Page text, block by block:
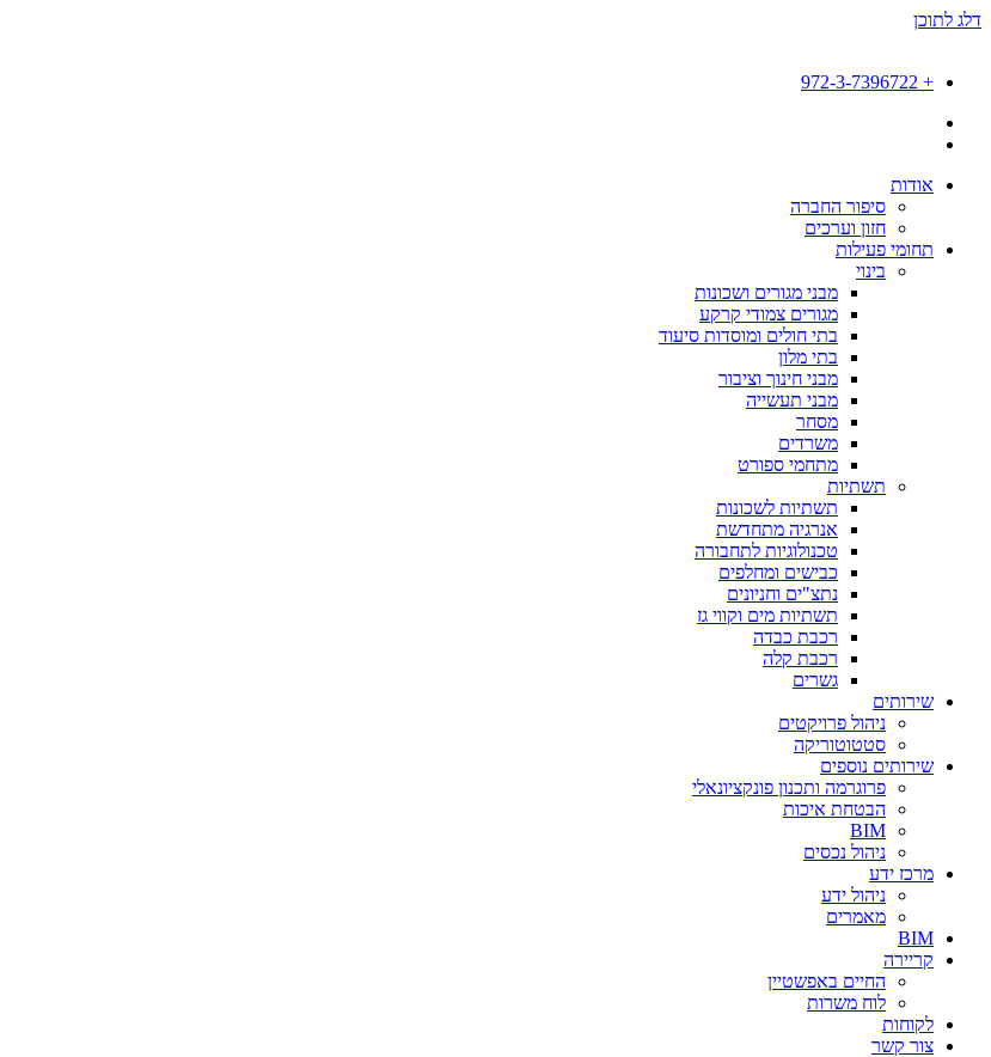
דלג לתוכן
+ 972-3-7396722
אודות
סיפור החברה
חזון וערכים
תחומי פעילות
בינוי
מבני מגורים ושכונות
מגורים צמודי קרקע
בתי חולים ומוסדות סיעוד
בתי מלון
מבני חינוך וציבור
מבני תעשייה
מסחר
משרדים
מתחמי ספורט
תשתיות
תשתיות לשכונות
אנרגיה מתחדשת
טכנולוגיות לתחבורה
כבישים ומחלפים
נתצ"ים וחניונים
תשתיות מים וקווי גז
רכבת כבדה
רכבת קלה
גשרים
שירותים
ניהול פרויקטים
סטטוטוריקה
שירותים נוספים
פרוגרמה ותכנון פונקציונאלי
הבטחת איכות
BIM
ניהול נכסים
מרכז ידע
ניהול ידע
מאמרים
BIM
קריירה
החיים באפשטיין
לוח משרות
לקוחות
צור קשר